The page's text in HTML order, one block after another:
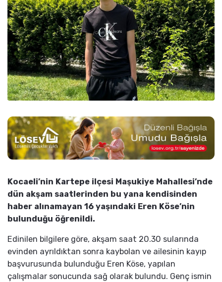
Kocaeli’nin Kartepe ilçesi Maşukiye Mahallesi’nde
dün akşam saatlerinden bu yana kendisinden
haber alınamayan 16 yaşındaki Eren Köse’nin
bulunduğu öğrenildi.
Edinilen bilgilere göre, akşam saat 20.30 sularında
evinden ayrıldıktan sonra kaybolan ve ailesinin kayıp
başvurusunda bulunduğu Eren Köse, yapılan
çalışmalar sonucunda sağ olarak bulundu. Genç ismin